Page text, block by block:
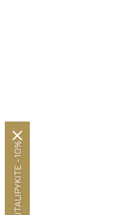
SUTAUPYKITE -10%